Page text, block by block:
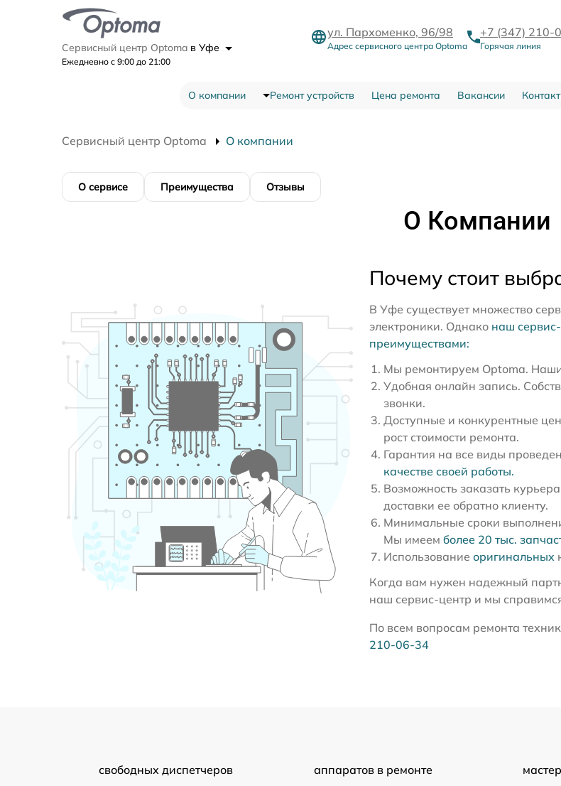
Сервисный центр Optoma в Уфе
Ежедневно с 9:00 до 21:00
ул. Пархоменко, 96/98
Адрес сервисного центра Optoma
+7 (347) 210-
Горячая линия
О компании Ремонт устройств Цена ремонта Вакансии
Сервисный центр Optoma О компании
О сервисе Преимущества Отзывы
О Компании
Почему стоит
В Уфе существует множество
электроники. Однако наш
преимуществами:
Мы ремонтируем Optoma.
Удобная онлайн запись.
звонки.
Доступные и конкурентные
рост стоимости ремонта.
Гарантия на все виды
качестве своей работы.
Возможность заказать
доставки ее обратно клиенту.
Минимальные сроки
Мы имеем более 20 тыс.
Использование оригинальных
Когда вам нужен надежный
наш сервис-центр и мы
По всем вопросам ремонта
210-06-34
свободных диспетчеров аппаратов в ремонте